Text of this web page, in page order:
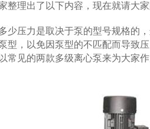
整理出了以下内容，现在就请大
压力是取决于泵的型号规格的，
型，以免因泵型的不匹配而导致
常见的两款多级离心泵来为大家